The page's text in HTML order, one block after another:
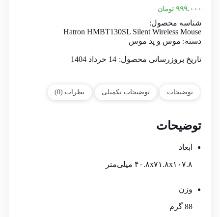
۹۹۹.۰۰۰ تومان
شناسه محصول:
Hatron HMBT130SL Silent Wireless Mouse
دسته: موس و پد موس
تاریخ بروزرسانی محصول: 14 خرداد 1404
توضیحات توضیحات تکمیلی نظرات (0)
توضیحات
ابعاد
۴۰.۸x۷۱.۸x۱۰۷.۸ میلی‌متر
وزن
88 گرم